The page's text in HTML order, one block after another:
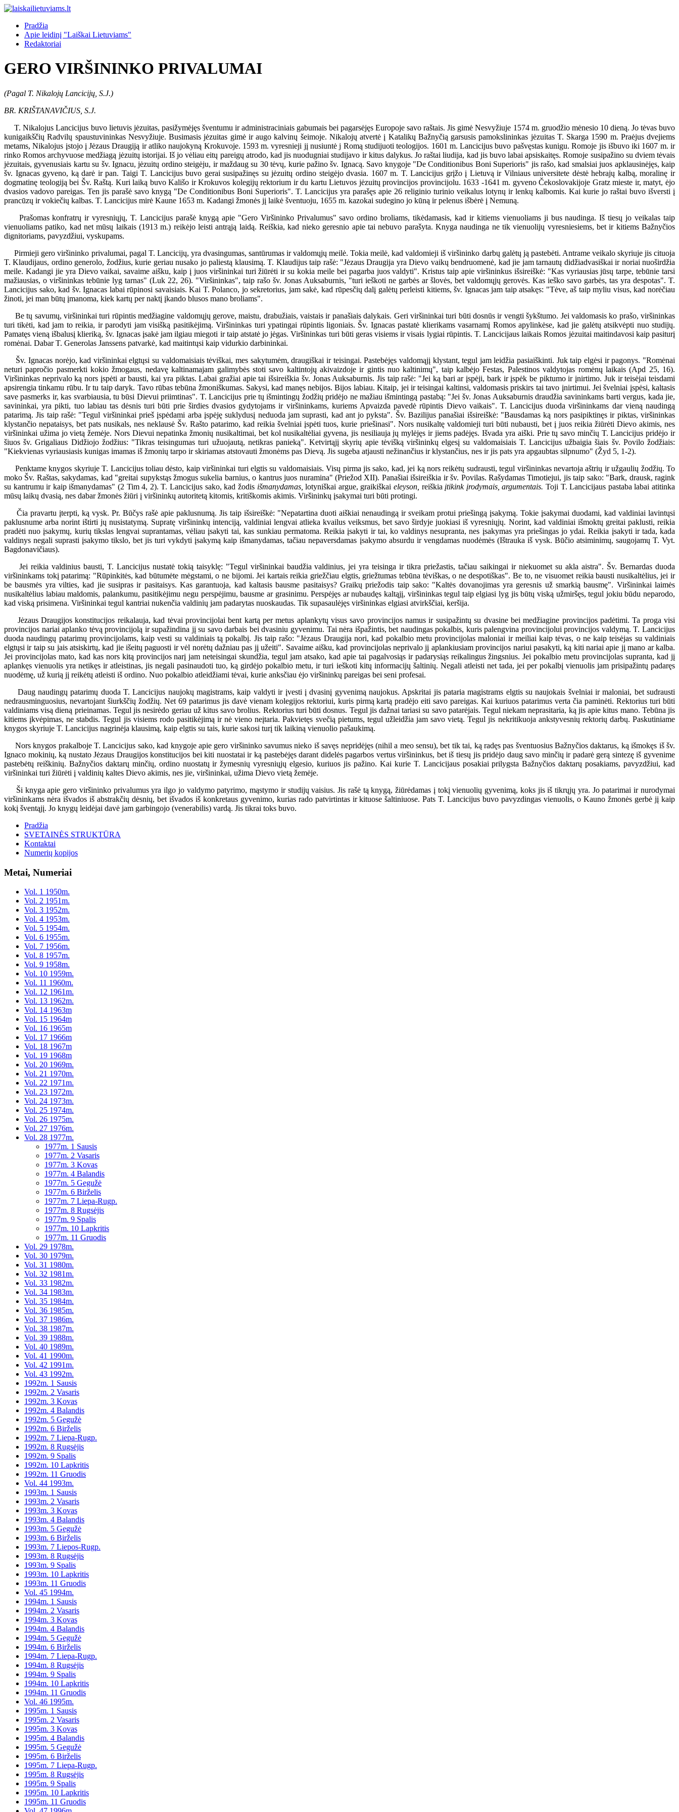
Pradžia
Apie leidinį "Laiškai Lietuviams"
Redaktoriai
GERO VIRŠININKO PRIVALUMAI
(Pagal T. Nikalojų Lancicijų, S.J.)
BR. KRIŠTANAVIČIUS, S.J.
T. Nikalojus Lancicijus buvo lietuvis jėzuitas, pasižymėjęs šventumu ir administraciniais gabumais bei pagarsėjęs Europoje savo raštais. Jis gimė Nesvyžiuje 1574 m. gruodžio mėnesio 10 dieną. Jo tėvas buvo
kunigaikščių Radvilų spaustuvininkas Nesvyžiuje. Busimasis jėzuitas gimė ir augo kalvinų šeimoje. Nikalojų atvertė į Katalikų Bažnyčią garsusis pamokslininkas jėzuitas T. Skarga 1590 m. Praėjus dvejiems
metams, Nikalojus įstojo į Jėzaus Draugiją ir atliko naujokyną Krokuvoje. 1593 m. vyresnieji jį nusiuntė j Romą studijuoti teologijos. 1601 m. Lancicijus buvo pašvęstas kunigu. Romoje jis išbuvo iki 1607 m. ir
rinko Romos archyvuose medžiagą jėzuitų istorijai. Iš jo vėliau eitų pareigų atrodo, kad jis nuodugniai studijavo ir kitus dalykus. Jo raštai liudija, kad jis buvo labai apsiskaitęs. Romoje susipažino su dviem tėvais
jėzuitais, gyvenusiais kartu su šv. Ignacu, jėzuitų ordino steigėju, ir maždaug su 30 tėvų, kurie pažino šv. Ignacą. Savo knygoje "De Conditionibus Boni Superioris" jis rašo, kad smalsiai juos apklausinėjęs, kaip
šv. Ignacas gyveno, ką darė ir pan. Taigi T. Lancicijus buvo gerai susipažinęs su jėzuitų ordino steigėjo dvasia. 1607 m. T. Lancicijus grįžo į Lietuvą ir Vilniaus universitete dėstė hebrajų kalbą, moralinę ir
dogmatinę teologiją bei Šv. Raštą. Kuri laiką buvo Kališo ir Krokuvos kolegijų rektorium ir du kartu Lietuvos jėzuitų provincijos provincijolu. 1633 -1641 m. gyveno Čekoslovakijoje Gratz mieste ir, matyt, ėjo
dvasios vadovo pareigas. Ten jis parašė savo knygą "De Conditionibus Boni Superioris". T. Lancicijus yra parašęs apie 26 religinio turinio veikalus lotynų ir lenkų kalbomis. Kai kurie jo raštai buvo išversti į
prancūzų ir vokiečių kalbas. T. Lancicijus mirė Kaune 1653 m. Kadangi žmonės jį laikė šventuoju, 1655 m. kazokai sudegino jo kūną ir pelenus išbėrė į Nemuną.
Prašomas konfratrų ir vyresniųjų, T. Lancicijus parašė knygą apie "Gero Viršininko Privalumus" savo ordino broliams, tikėdamasis, kad ir kitiems vienuoliams ji bus naudinga. Iš tiesų jo veikalas taip
vienuoliams patiko, kad net mūsų laikais (1913 m.) reikėjo leisti antrąją laidą. Reiškia, kad nieko geresnio apie tai nebuvo parašyta. Knyga naudinga ne tik vienuolijų vyresniesiems, bet ir kitiems Bažnyčios
dignitoriams, pavyzdžiui, vyskupams.
Pirmieji gero viršininko privalumai, pagal T. Lancicijų, yra dvasingumas, santūrumas ir valdomųjų meilė. Tokia meilė, kad valdomieji iš viršininko darbų galėtų ją pastebėti. Antrame veikalo skyriuje jis cituoja
T. Klaudijaus, ordino generolo, žodžius, kurie geriau nusako jo paliestą klausimą. T. Klaudijus taip rašė: "Jėzaus Draugija yra Dievo vaikų bendruomenė, kad jie jam tarnautų didžiadvasiškai ir noriai nuoširdžia
meile. Kadangi jie yra Dievo vaikai, savaime aišku, kaip į juos viršininkai turi žiūrėti ir su kokia meile bei pagarba juos valdyti". Kristus taip apie viršininkus išsireiškė: "Kas vyriausias jūsų tarpe, tebūnie tarsi
mažiausias, o viršininkas tebūnie lyg tarnas" (Luk 22, 26). "Viršininkas", taip rašo šv. Jonas Auksaburnis, "turi ieškoti ne garbės ar šlovės, bet valdomųjų gerovės. Kas ieško savo garbės, tas yra despotas". T.
Lancicijus sako, kad šv. Ignacas labai rūpinosi savaisiais. Kai T. Polanco, jo sekretorius, jam sakė, kad rūpesčių dalį galėtų perleisti kitiems, šv. Ignacas jam taip atsakęs: "Tėve, aš taip myliu visus, kad norėčiau
žinoti, jei man būtų įmanoma, kiek kartų per naktį įkando blusos mano broliams".
Be tų savumų, viršininkai turi rūpintis medžiagine valdomųjų gerove, maistu, drabužiais, vaistais ir panašiais dalykais. Geri viršininkai turi būti dosnūs ir vengti šykštumo. Jei valdomasis ko prašo, viršininkas
turi tikėti, kad jam to reikia, ir parodyti jam visišką pasitikėjimą. Viršininkas turi ypatingai rūpintis ligoniais. Šv. Ignacas pastatė klierikams vasarnamį Romos apylinkėse, kad jie galėtų atsikvėpti nuo studijų.
Pamatęs vieną išbalusį klieriką, šv. Ignacas įsakė jam ilgiau miegoti ir taip atstatė jo jėgas. Viršininkas turi būti geras visiems ir visais lygiai rūpintis. T. Lancicijaus laikais Romos jėzuitai maitindavosi kaip pasiturį
romėnai. Dabar T. Generolas Janssens patvarkė, kad maitintųsi kaip vidurkio darbininkai.
Šv. Ignacas norėjo, kad viršininkai elgtųsi su valdomaisiais tėviškai, mes sakytumėm, draugiškai ir teisingai. Pastebėjęs valdomąjį klystant, tegul jam leidžia pasiaiškinti. Juk taip elgėsi ir pagonys. "Romėnai
neturi papročio pasmerkti kokio žmogaus, nedavę kaltinamajam galimybės stoti savo kaltintojų akivaizdoje ir gintis nuo kaltinimų", taip kalbėjo Festas, Palestinos valdytojas romėnų laikais (Apd 25, 16).
Viršininkas neprivalo ką nors įspėti ar bausti, kai yra piktas. Labai gražiai apie tai išsireiškia šv. Jonas Auksaburnis. Jis taip rašė: "Jei ką bari ar įspėji, bark ir įspėk be piktumo ir įnirtimo. Juk ir teisėjai teisdami
apsirengia tinkamu rūbu. Ir tu taip daryk. Tavo rūbas tebūna žmoniškumas. Sakysi, kad manęs nebijos. Bijos labiau. Kitaip, jei ir teisingai kaltinsi, valdomasis priskirs tai tavo įnirtimui. Jei švelniai įspėsi, kaltasis
save pasmerks ir, kas svarbiausia, tu būsi Dievui priimtinas". T. Lancicijus prie tų išmintingų žodžių pridėjo ne mažiau išmintingą pastabą: "Jei šv. Jonas Auksaburnis draudžia savininkams barti vergus, kada jie,
savininkai, yra pikti, tuo labiau tas dėsnis turi būti prie širdies dvasios gydytojams ir viršininkams, kuriems Apvaizda pavedė rūpintis Dievo vaikais". T. Lancicijus duoda viršininkams dar vieną naudingą
patarimą. Jis taip rašė: "Tegul viršininkai prieš įspėdami arba įspėję suklydusį neduoda jam suprasti, kad ant jo pyksta". Šv. Bazilijus panašiai išsireiškė: "Bausdamas ką nors pasipiktinęs ir piktas, viršininkas
klystančio nepataisys, bet pats nusikals, nes neklausė Šv. Rašto patarimo, kad reikia švelniai įspėti tuos, kurie priešinasi". Nors nusikaltę valdomieji turi būti nubausti, bet į juos reikia žiūrėti Dievo akimis, nes
viršininkai užima jo vietą žemėje. Nors Dievui nepatinka žmonių nusikaltimai, bet kol nusikaltėliai gyvena, jis nesiliauja jų mylėjęs ir jiems padėjęs. Išvada yra aiški. Prie tų savo minčių T. Lancicijus pridėjo ir
šiuos šv. Grigaliaus Didžiojo žodžius: "Tikras teisingumas turi užuojautą, netikras panieką". Ketvirtąjį skyrių apie tėvišką viršininkų elgesį su valdomaisiais T. Lancicijus užbaigia šiais šv. Povilo žodžiais:
"Kiekvienas vyriausiasis kunigas imamas iš žmonių tarpo ir skiriamas atstovauti žmonėms pas Dievą. Jis sugeba atjausti nežinančius ir klystančius, nes ir jis pats yra apgaubtas silpnumo" (Žyd 5, 1-2).
Penktame knygos skyriuje T. Lancicijus toliau dėsto, kaip viršininkai turi elgtis su valdomaisiais. Visų pirma jis sako, kad, jei ką nors reikėtų sudrausti, tegul viršininkas nevartoja aštrių ir užgaulių žodžių. To
moko Šv. Raštas, sakydamas, kad "greitai supykstąs žmogus sukelia barnius, o kantrus juos nuramina" (Priežod XII). Panašiai išsireiškia ir šv. Povilas. Rašydamas Timotiejui, jis taip sako: "Bark, drausk, ragink
su kantrumu ir kaip išmanydamas" (2 Tim 4, 2). T. Lancicijus sako, kad žodis išmanydamas, lotyniškai argue, graikiškai eleyson, reiškia įtikink įrodymais, argumentais. Toji T. Lancicijaus pastaba labai atitinka
mūsų laikų dvasią, nes dabar žmonės žiūri į viršininkų autoritetą kitomis, kritiškomis akimis. Viršininkų įsakymai turi būti protingi.
Čia pravartu įterpti, ką vysk. Pr. Būčys rašė apie paklusnumą. Jis taip išsireiškė: "Nepatartina duoti aiškiai nenaudingą ir sveikam protui priešingą įsakymą. Tokie įsakymai duodami, kad valdiniai lavintųsi
paklusnume arba norint ištirti jų nusistatymą. Supratę viršininkų intenciją, valdiniai lengvai atlieka kvailus veiksmus, bet savo širdyje juokiasi iš vyresniųjų. Norint, kad valdiniai išmoktų greitai paklusti, reikia
pradėti nuo įsakymų, kurių tikslas lengvai suprantamas, vėliau įsakyti tai, kas sunkiau permatoma. Reikia įsakyti ir tai, ko valdinys nesupranta, nes įsakymas yra priešingas jo ydai. Reikia įsakyti ir tada, kada
valdinys negali suprasti įsakymo tikslo, bet jis turi vykdyti įsakymą kaip išmanydamas, tačiau nepaversdamas įsakymo absurdu ir vengdamas nuodėmės (Ištrauka iš vysk. Būčio atsiminimų, saugojamų T. Vyt.
Bagdonavičiaus).
Jei reikia valdinius bausti, T. Lancicijus nustatė tokią taisyklę: "Tegul viršininkai baudžia valdinius, jei yra teisinga ir tikra priežastis, tačiau saikingai ir niekuomet su akla aistra". Šv. Bernardas duoda
viršininkams tokį patarimą: "Rūpinkitės, kad būtumėte mėgstami, o ne bijomi. Jei kartais reikia griežčiau elgtis, griežtumas tebūna tėviškas, o ne despotiškas". Be to, ne visuomet reikia bausti nusikaltėlius, jei ir
be bausmės yra vilties, kad jie susipras ir pasitaisys. Kas garantuoja, kad kaltasis bausme pasitaisys? Graikų priežodis taip sako: "Kaltės dovanojimas yra geresnis už smarkią bausmę". Viršininkai laimės
nusikaltėlius labiau maldomis, palankumu, pasitikėjimu negu perspėjimu, bausme ar grasinimu. Perspėjęs ar nubaudęs kaltąjį, viršininkas tegul taip elgiasi lyg jis būtų viską užmiršęs, tegul jokiu būdu neparodo,
kad viską prisimena. Viršininkai tegul kantriai nukenčia valdinių jam padarytas nuoskaudas. Tik supasaulėjęs viršininkas elgiasi atvirkščiai, keršija.
Jėzaus Draugijos konstitucijos reikalauja, kad tėvai provincijolai bent kartą per metus aplankytų visus savo provincijos namus ir susipažintų su dvasine bei medžiagine provincijos padėtimi. Ta proga visi
provincijos nariai aplanko tėvą provincijolą ir supažindina jį su savo darbais bei dvasiniu gyvenimu. Tai nėra išpažintis, bet naudingas pokalbis, kuris palengvina provincijolui provincijos valdymą. T. Lancicijus
duoda naudingų patarimų provincijolams, kaip vesti su valdiniais tą pokalbį. Jis taip rašo: "Jėzaus Draugija nori, kad pokalbio metu provincijolas maloniai ir meiliai kaip tėvas, o ne kaip teisėjas su valdiniais
elgtųsi ir taip su jais atsiskirtų, kad jie išeitų paguosti ir vėl norėtų dažniau pas jį užeiti". Savaime aišku, kad provincijolas neprivalo jį aplankiusiam provincijos nariui pasakyti, ką kiti nariai apie jį mano ar kalba.
Jei provincijolas mato, kad kas nors kitą provincijos narį jam neteisingai skundžia, tegul jam atsako, kad apie tai pagalvosiąs ir padarysiąs reikalingus žingsnius. Jei pokalbio metu provincijolas supranta, kad jį
aplankęs vienuolis yra netikęs ir atleistinas, jis negali pasinaudoti tuo, ką girdėjo pokalbio metu, ir turi ieškoti kitų informacijų šaltinių. Negali atleisti net tada, jei per pokalbį vienuolis jam prisipažintų padaręs
nuodėmę, už kurią jį reikėtų atleisti iš ordino. Nuo pokalbio atleidžiami tėvai, kurie anksčiau ėjo viršininkų pareigas bei seni profesai.
Daug naudingų patarimų duoda T. Lancicijus naujokų magistrams, kaip valdyti ir įvesti į dvasinį gyvenimą naujokus. Apskritai jis pataria magistrams elgtis su naujokais švelniai ir maloniai, bet sudrausti
nedrausminguosius, nevartojant šiurkščių žodžių. Net 69 patarimus jis davė vienam kolegijos rektoriui, kuris pirmą kartą pradėjo eiti savo pareigas. Kai kuriuos patarimus verta čia paminėti. Rektorius turi būti
valdiniams visą dieną prieinamas. Tegul jis nesirėdo geriau už kitus savo brolius. Rektorius turi būti dosnus. Tegul jis dažnai tariasi su savo patarėjais. Tegul niekam neprasitaria, ką jis apie kitus mano. Tebūna jis
kitiems įkvėpimas, ne stabdis. Tegul jis visiems rodo pasitikėjimą ir nė vieno neįtaria. Pakvietęs svečią pietums, tegul užleidžia jam savo vietą. Tegul jis nekritikuoja ankstyvesnių rektorių darbų. Paskutiniame
knygos skyriuje T. Lancicijus nagrinėja klausimą, kaip elgtis su tais, kurie sakosi turį tik laikiną vienuolio pašaukimą.
Nors knygos prakalboje T. Lancicijus sako, kad knygoje apie gero viršininko savumus nieko iš savęs nepridėjęs (nihil a meo sensu), bet tik tai, ką radęs pas šventuosius Bažnyčios daktarus, ką išmokęs iš šv.
Ignaco mokinių, ką nustato Jėzaus Draugijos konstitucijos bei kiti nuostatai ir ką pastebėjęs darant didelės pagarbos vertus viršininkus, bet iš tiesų jis pridėjo daug savo minčių ir padarė gerą sintezę iš gyvenime
pastebėtų reiškinių. Bažnyčios daktarų minčių, ordino nuostatų ir žymesnių vyresniųjų elgesio, kuriuos jis pažino. Kai kurie T. Lancicijaus posakiai prilygsta Bažnyčios daktarų posakiams, pavyzdžiui, kad
viršininkai turi žiūrėti į valdinių kaltes Dievo akimis, nes jie, viršininkai, užima Dievo vietą žemėje.
Ši knyga apie gero viršininko privalumus yra ilgo jo valdymo patyrimo, mąstymo ir studijų vaisius. Jis rašė tą knygą, žiūrėdamas į tokį vienuolių gyvenimą, koks jis iš tikrųjų yra. Jo patarimai ir nurodymai
viršininkams nėra išvados iš abstrakčių dėsnių, bet išvados iš konkretaus gyvenimo, kurias rado patvirtintas ir kituose šaltiniuose. Pats T. Lancicijus buvo pavyzdingas vienuolis, o Kauno žmonės gerbė jį kaip
kokį šventąjį. Jo knygų leidėjai davė jam garbingojo (venerabilis) vardą. Jis tikrai toks buvo.
Pradžia
SVETAINĖS STRUKTŪRA
Kontaktai
Numerių kopijos
Metai, Numeriai
Vol. 1 1950m.
Vol. 2 1951m.
Vol. 3 1952m.
Vol. 4 1953m.
Vol. 5 1954m.
Vol. 6 1955m.
Vol. 7 1956m.
Vol. 8 1957m.
Vol. 9 1958m.
Vol. 10 1959m.
Vol. 11 1960m.
Vol. 12 1961m.
Vol. 13 1962m.
Vol. 14 1963m
Vol. 15 1964m
Vol. 16 1965m
Vol. 17 1966m
Vol. 18 1967m
Vol. 19 1968m
Vol. 20 1969m.
Vol. 21 1970m.
Vol. 22 1971m.
Vol. 23 1972m.
Vol. 24 1973m.
Vol. 25 1974m.
Vol. 26 1975m.
Vol. 27 1976m.
Vol. 28 1977m.
1977m. 1 Sausis
1977m. 2 Vasaris
1977m. 3 Kovas
1977m. 4 Balandis
1977m. 5 Gegužė
1977m. 6 Birželis
1977m. 7 Liepa-Rugp.
1977m. 8 Rugsėjis
1977m. 9 Spalis
1977m. 10 Lapkritis
1977m. 11 Gruodis
Vol. 29 1978m.
Vol. 30 1979m.
Vol. 31 1980m.
Vol. 32 1981m.
Vol. 33 1982m.
Vol. 34 1983m.
Vol. 35 1984m.
Vol. 36 1985m.
Vol. 37 1986m.
Vol. 38 1987m.
Vol. 39 1988m.
Vol. 40 1989m.
Vol. 41 1990m.
Vol. 42 1991m.
Vol. 43 1992m.
1992m. 1 Sausis
1992m. 2 Vasaris
1992m. 3 Kovas
1992m. 4 Balandis
1992m. 5 Gegužė
1992m. 6 Birželis
1992m. 7 Liepa-Rugp.
1992m. 8 Rugsėjis
1992m. 9 Spalis
1992m. 10 Lapkritis
1992m. 11 Gruodis
Vol. 44 1993m.
1993m. 1 Sausis
1993m. 2 Vasaris
1993m. 3 Kovas
1993m. 4 Balandis
1993m. 5 Gegužė
1993m. 6 Birželis
1993m. 7 Liepos-Rugp.
1993m. 8 Rugsėjis
1993m. 9 Spalis
1993m. 10 Lapkritis
1993m. 11 Gruodis
Vol. 45 1994m.
1994m. 1 Sausis
1994m. 2 Vasaris
1994m. 3 Kovas
1994m. 4 Balandis
1994m. 5 Gegužė
1994m. 6 Birželis
1994m. 7 Liepa-Rugp.
1994m. 8 Rugsėjis
1994m. 9 Spalis
1994m. 10 Lapkritis
1994m. 11 Gruodis
Vol. 46 1995m.
1995m. 1 Sausis
1995m. 2 Vasaris
1995m. 3 Kovas
1995m. 4 Balandis
1995m. 5 Gegužė
1995m. 6 Birželis
1995m. 7 Liepa-Rugp.
1995m. 8 Rugsėjis
1995m. 9 Spalis
1995m. 10 Lapkritis
1995m. 11 Gruodis